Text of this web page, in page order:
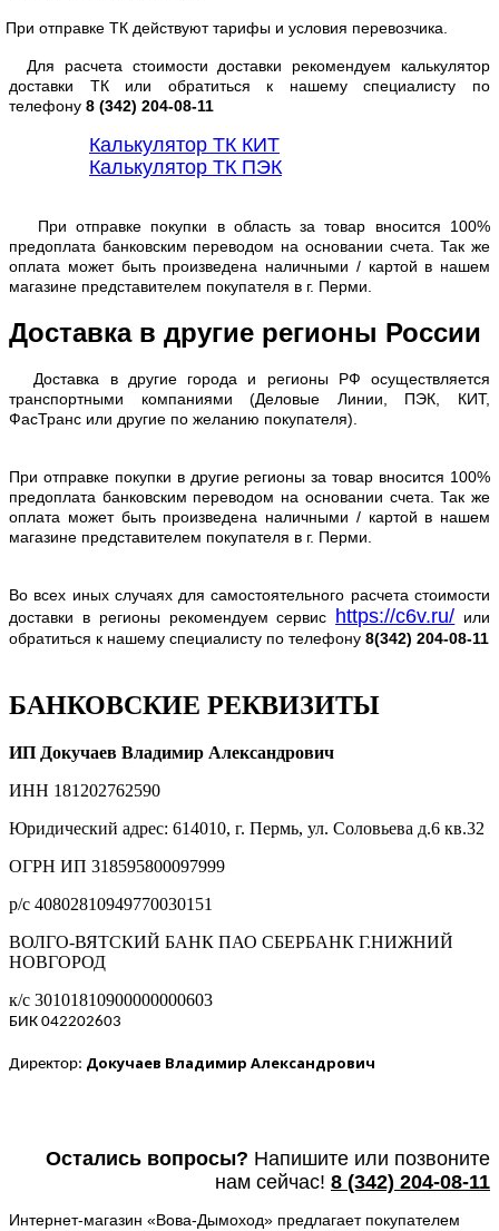
При отправке ТК действуют тарифы и условия перевозчика.
Для расчета стоимости доставки рекомендуем калькулятор
доставки ТК или обратиться к нашему специалисту по
телефону 8 (342) 204-08-11
Калькулятор ТК КИТ
Калькулятор ТК ПЭК
При отправке покупки в область за товар вносится 100%
предоплата банковским переводом на основании счета. Так же
оплата может быть произведена наличными / картой в нашем
магазине представителем покупателя в г. Перми.
Доставка в другие регионы России
Доставка в другие города и регионы РФ осуществляется
транспортными компаниями (Деловые Линии, ПЭК, КИТ,
ФасТранс или другие по желанию покупателя).
При отправке покупки в другие регионы за товар вносится 100%
предоплата банковским переводом на основании счета. Так же
оплата может быть произведена наличными / картой в нашем
магазине представителем покупателя в г. Перми.
Во всех иных случаях для самостоятельного расчета стоимости
доставки в регионы рекомендуем сервис
https://c6v.ru/ или
обратиться к нашему специалисту по телефону 8(342) 204-08-11
БАНКОВСКИЕ РЕКВИЗИТЫ
ИП Докучаев Владимир Александрович
ИНН 181202762590
Юридический адрес: 614010, г. Пермь, ул. Соловьева д.6 кв.32
ОГРН ИП 318595800097999
р/с 40802810949770030151
ВОЛГО-ВЯТСКИЙ БАНК ПАО СБЕРБАНК Г.НИЖНИЙ
НОВГОРОД
к/с 30101810900000000603
БИК 042202603
Директор: Докучаев Владимир Александрович
Остались вопросы? Напишите или позвоните
нам сейчас! 8 (342) 204-08-11
Интернет-магазин «Вова-Дымоход» предлагает покупателем